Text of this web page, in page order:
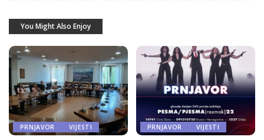
You Might Also Enjoy
PRNJAVOR VIJESTI PRNJAVOR VIJESTI